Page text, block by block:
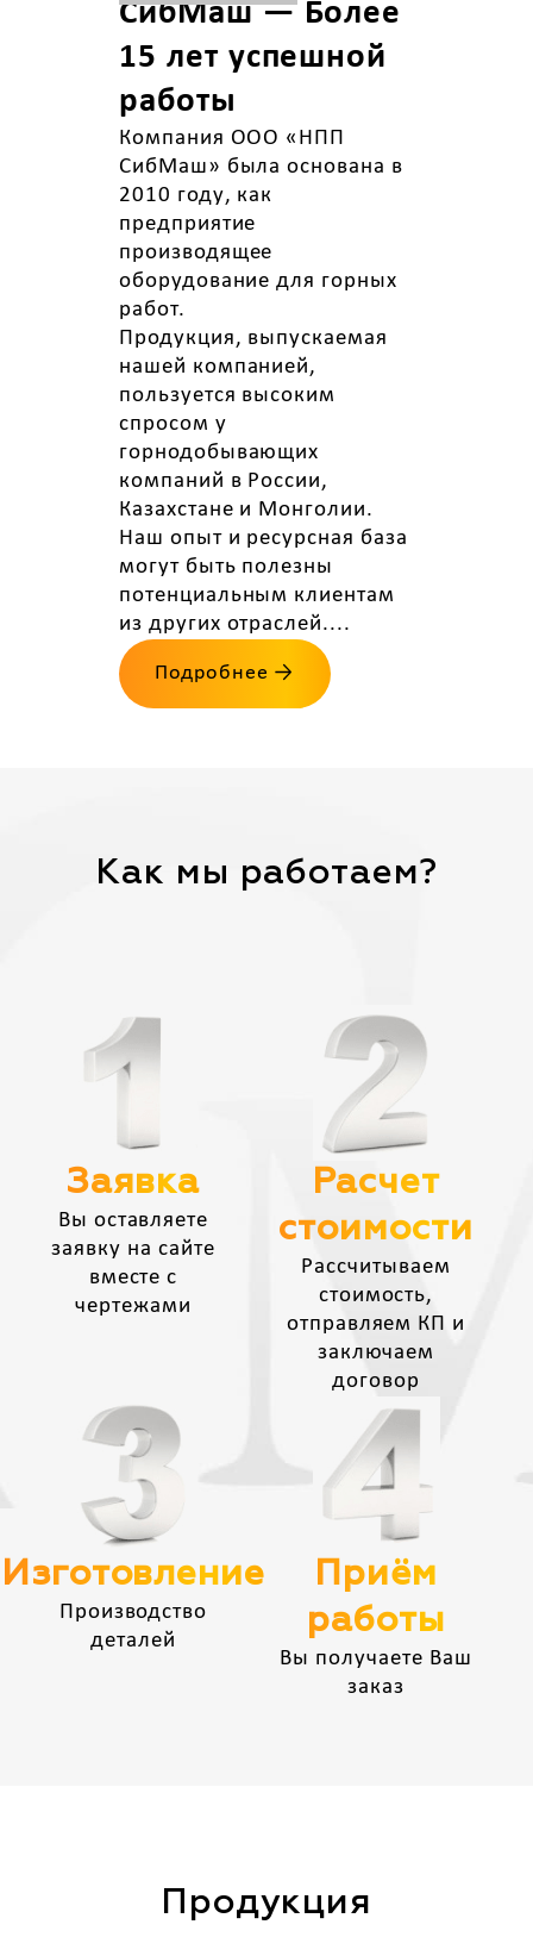
СибМаш — Более
15 лет успешной
работы
Компания ООО «НПП
СибМаш» была основана в
2010 году, как
предприятие
производящее
оборудование для горных
работ.
Продукция, выпускаемая
нашей компанией,
пользуется высоким
спросом у
горнодобывающих
компаний в России,
Казахстане и Монголии.
Наш опыт и ресурсная база
могут быть полезны
потенциальным клиентам
из других отраслей....
Подробнее →
Как мы работаем?
Заявка
Вы оставляете
заявку на сайте
вместе с
чертежами
Расчет
стоимости
Рассчитываем
стоимость,
отправляем КП и
заключаем
договор
Изготовление
Производство
деталей
Приём
работы
Вы получаете Ваш
заказ
Продукция